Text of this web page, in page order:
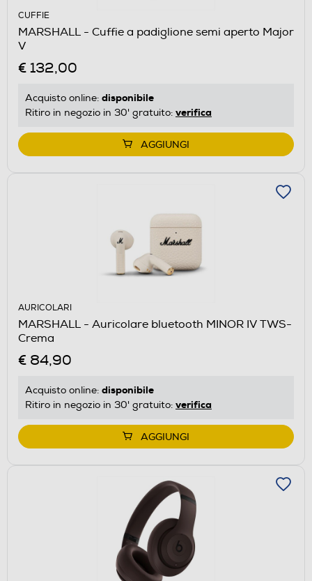
CUFFIE
MARSHALL - Cuffie a padiglione semi aperto Major
V
€ 132,00
Acquisto online: disponibile
Ritiro in negozio in 30' gratuito: verifica
AGGIUNGI
AURICOLARI
MARSHALL - Auricolare bluetooth MINOR IV TWS-
Crema
€ 84,90
Acquisto online: disponibile
Ritiro in negozio in 30' gratuito: verifica
AGGIUNGI